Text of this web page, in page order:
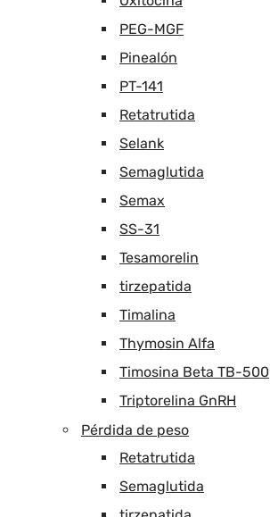
PEG-MGF
Pinealón
PT-141
Retatrutida
Selank
Semaglutida
Semax
SS-31
Tesamorelin
tirzepatida
Timalina
Thymosin Alfa
Timosina Beta TB-500
Triptorelina GnRH
Pérdida de peso
Retatrutida
Semaglutida